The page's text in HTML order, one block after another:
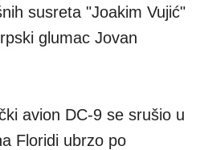
susreta "Joakim Vujić"
glumac Jovan
avion DC-9 se srušio u
Floridi ubrzo po